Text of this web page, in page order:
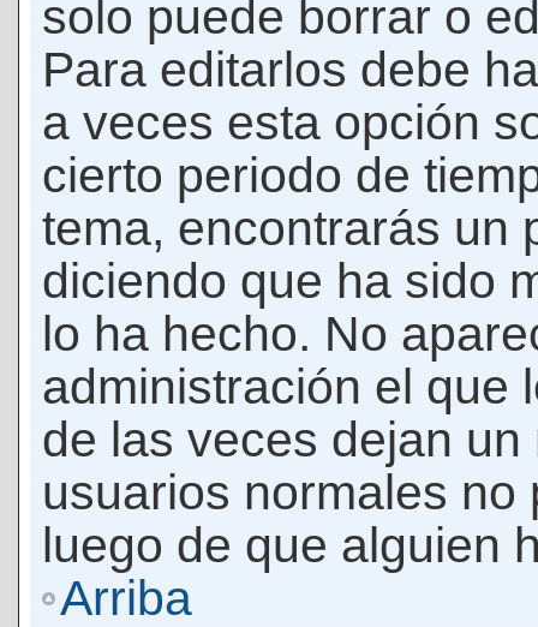
solo puede borrar o
Para editarlos debe
a veces esta opción
cierto periodo de
tema, encontrarás un
diciendo que ha sido
lo ha hecho. No
administración el que
de las veces dejan
usuarios normales
luego de que alguien
Arriba